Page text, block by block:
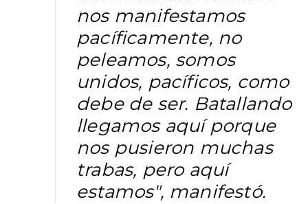
nos manifestamos
pacíficamente, no
peleamos, somos
unidos, pacíficos, como
debe de ser. Batallando
llegamos aquí porque
nos pusieron muchas
trabas, pero aquí
estamos", manifestó.